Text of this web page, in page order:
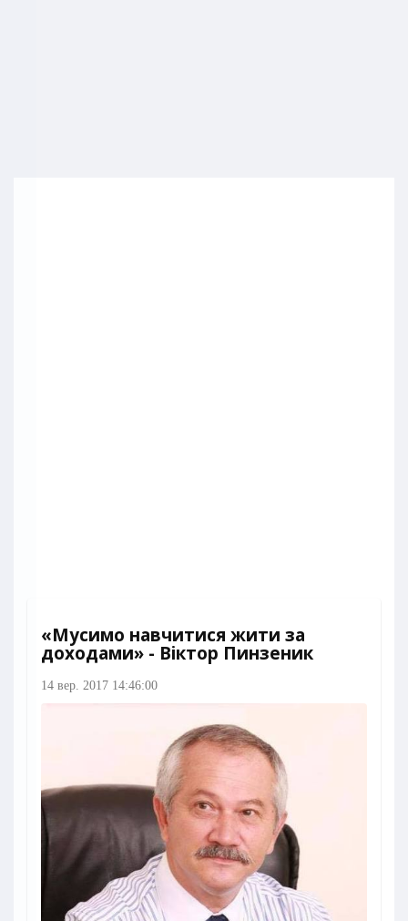
«Мусимо навчитися жити за
доходами» - Віктор Пинзеник
14 вер. 2017 14:46:00